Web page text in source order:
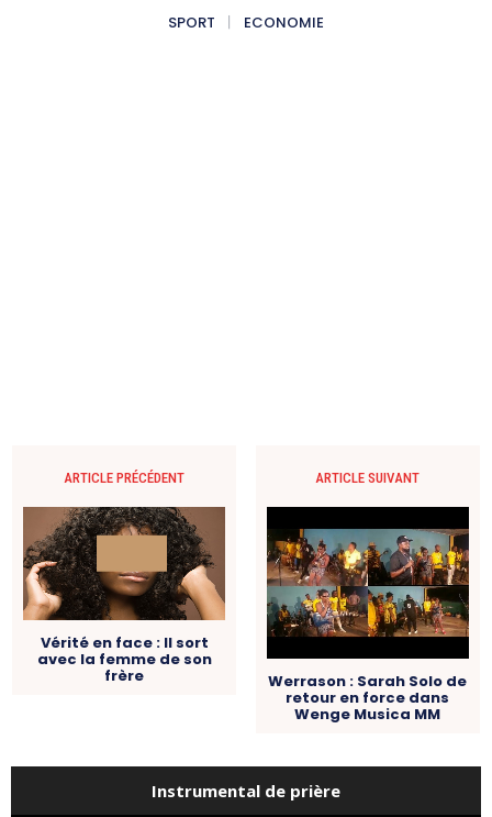
SPORT
ECONOMIE
ARTICLE PRÉCÉDENT
Vérité en face : Il sort
avec la femme de son
frère
ARTICLE SUIVANT
Werrason : Sarah Solo de
retour en force dans
Wenge Musica MM
Instrumental de prière